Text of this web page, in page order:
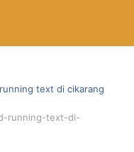
text di cikarang
running-text-di-